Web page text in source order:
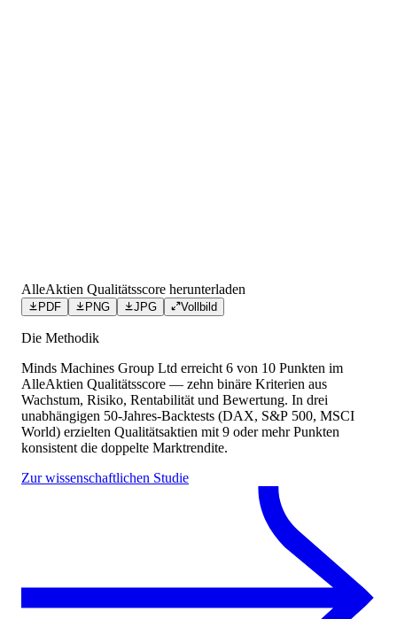
AlleAktien Qualitätsscore herunterladen
PDF PNG JPG Vollbild
Die Methodik
Minds Machines Group Ltd erreicht 6 von 10 Punkten im
AlleAktien Qualitätsscore — zehn binäre Kriterien aus
Wachstum, Risiko, Rentabilität und Bewertung. In drei
unabhängigen 50-Jahres-Backtests (DAX, S&P 500, MSCI
World) erzielten Qualitätsaktien mit 9 oder mehr Punkten
konsistent die doppelte Marktrendite.
Zur wissenschaftlichen Studie